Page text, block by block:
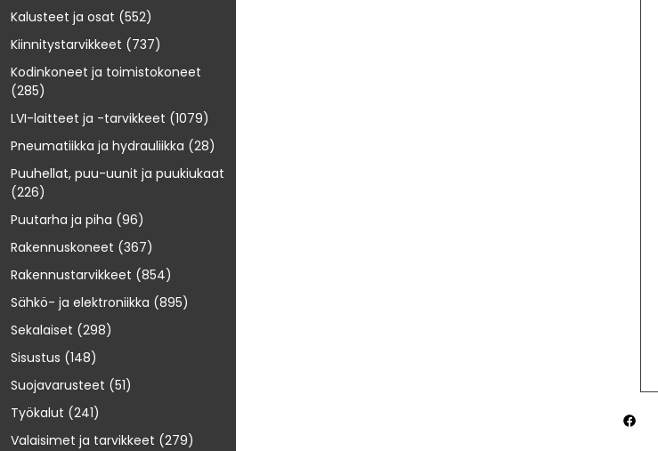
Kalusteet ja osat (552)
Kiinnitystarvikkeet (737)
Kodinkoneet ja toimistokoneet
(285)
LVI-laitteet ja -tarvikkeet (1079)
Pneumatiikka ja hydrauliikka (28)
Puuhellat, puu-uunit ja puukiukaat
(226)
Puutarha ja piha (96)
Rakennuskoneet (367)
Rakennustarvikkeet (854)
Sähkö- ja elektroniikka (895)
Sekalaiset (298)
Sisustus (148)
Suojavarusteet (51)
Työkalut (241)
Valaisimet ja tarvikkeet (279)